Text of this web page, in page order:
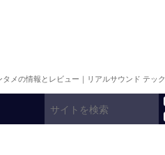
メの情報とレビュー｜リアルサウンド テック